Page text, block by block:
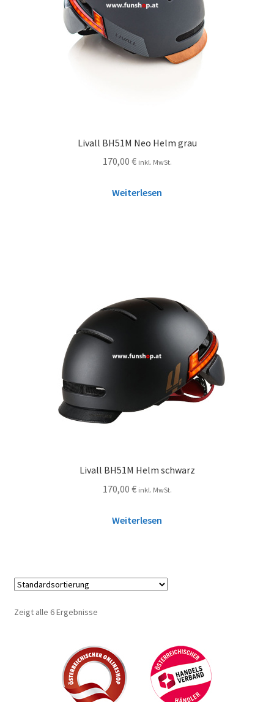
Livall BH51M Neo Helm grau
170,00 € inkl. MwSt.
Weiterlesen
Livall BH51M Helm schwarz
170,00 € inkl. MwSt.
Weiterlesen
Zeigt alle 6 Ergebnisse